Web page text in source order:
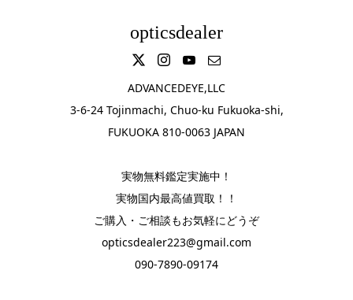
opticsdealer
ADVANCEDEYE,LLC
3-6-24 Tojinmachi, Chuo-ku Fukuoka-shi,
FUKUOKA 810-0063 JAPAN
実物無料鑑定実施中！
実物国内最高値買取！！
ご購入・ご相談もお気軽にどうぞ
opticsdealer223@gmail.com
090-7890-09174